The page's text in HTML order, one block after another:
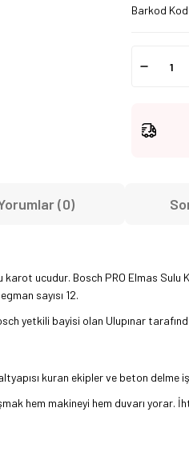
Barkod
(0)
ucudur. Bosch PRO Elmas Sulu
sayısı 12.
yetkili bayisi olan Ulupınar
kuran ekipler ve beton delme
hem makineyi hem duvarı yorar.